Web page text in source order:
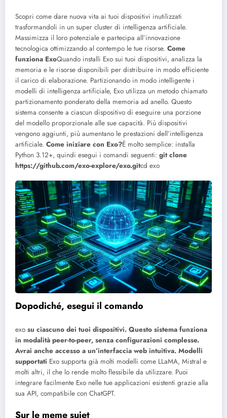
Scopri come dare nuova vita ai tuoi dispositivi inutilizzati
trasformandoli in un super cluster di intelligenza artificiale.
Massimizza il loro potenziale e partecipa all’innovazione
tecnologica ottimizzando al contempo le tue risorse. Come
funziona ExoQuando installi Exo sui tuoi dispositivi, analizza la
memoria e le risorse disponibili per distribuire in modo efficiente
il carico di elaborazione. Partizionando in modo intelligente i
modelli di intelligenza artificiale, Exo utilizza un metodo chiamato
partizionamento ponderato della memoria ad anello. Questo
sistema consente a ciascun dispositivo di eseguire una porzione
del modello proporzionale alle sue capacità. Più dispositivi
vengono aggiunti, più aumentano le prestazioni dell’intelligenza
artificiale. Come iniziare con Exo?È molto semplice: installa
Python 3.12+, quindi esegui i comandi seguenti: git clone
https://github.com/exo-explore/exo.gitcd exo
Dopodiché, esegui il comando
exo su ciascuno dei tuoi dispositivi. Questo sistema funziona
in modalità peer-to-peer, senza configurazioni complesse.
Avrai anche accesso a un’interfaccia web intuitiva. Modelli
supportati Exo supporta già molti modelli come LLaMA, Mistral e
molti altri, il che lo rende molto flessibile da utilizzare. Puoi
integrare facilmente Exo nelle tue applicazioni esistenti grazie alla
sua API, compatibile con ChatGPT.
Sur le meme sujet